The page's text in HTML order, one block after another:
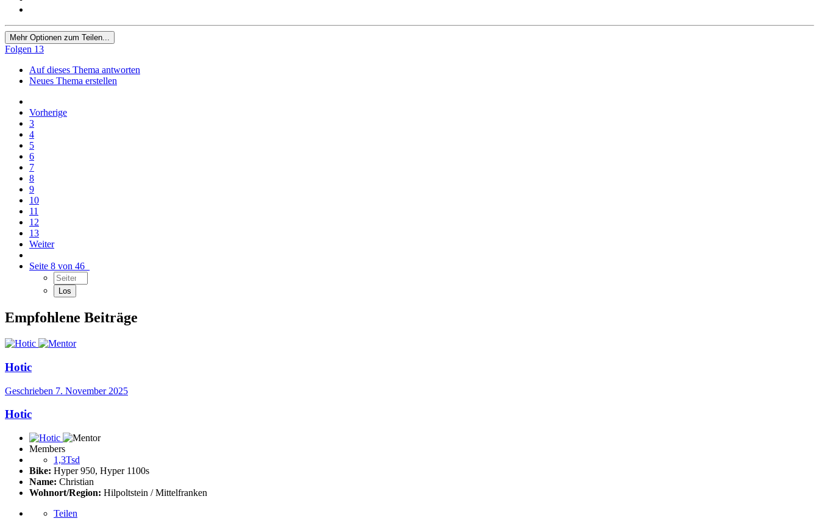
Mehr Optionen zum Teilen...
Folgen 13
Auf dieses Thema antworten
Neues Thema erstellen
Vorherige
3
4
5
6
7
8
9
10
11
12
13
Weiter
Seite 8 von 46
Empfohlene Beiträge
Hotic
Geschrieben 7. November 2025
Hotic
Members
1,3Tsd
Bike: Hyper 950, Hyper 1100s
Name: Christian
Wohnort/Region: Hilpoltstein / Mittelfranken
Teilen